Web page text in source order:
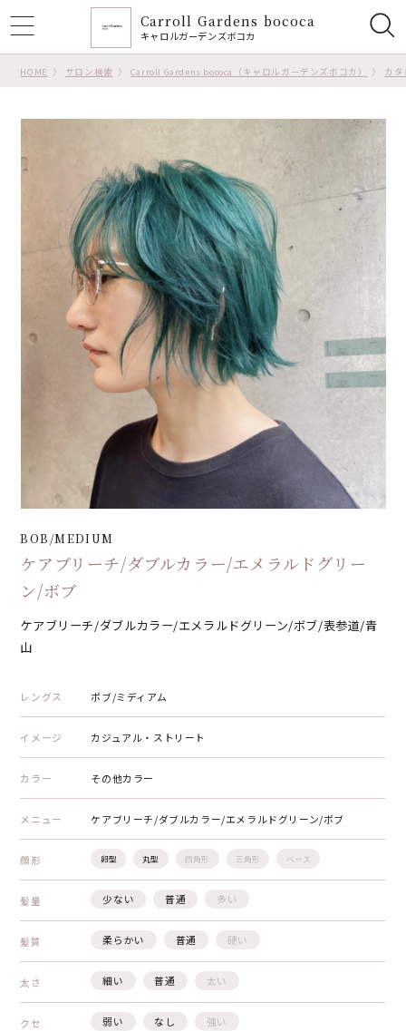
HOME サロン検索 Carroll Gardens bococa（キャロルガーデンズボコカ） カ
Carroll Gardens bococa
キャロルガーデンズボコカ
BOB/MEDIUM
ケアブリーチ/ダブルカラー/エメラルドグリー
ン/ボブ
ケアブリーチ/ダブルカラー/エメラルドグリーン/ボブ/表参道/青
山
レングス ボブ/ミディアム
イメージ カジュアル・ストリート
カラー その他カラー
メニュー ケアブリーチ/ダブルカラー/エメラルドグリーン/ボブ
顔形 卵型 丸型 四角形 三角形 ベース
髪量 少ない 普通 多い
髪質 柔らかい 普通 硬い
太さ 細い 普通 太い
クセ 弱い なし 強い